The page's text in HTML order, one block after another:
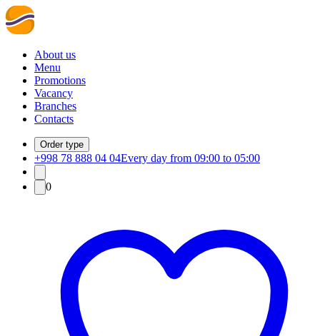
About us
Menu
Promotions
Vacancy
Branches
Contacts
Order type
+998 78 888 04 04Every day from 09:00 to 05:00
0